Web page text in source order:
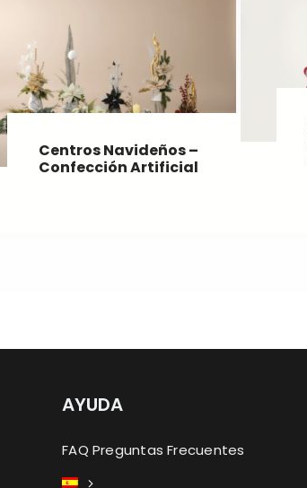
Centros Navideños –
Confección Artificial
AYUDA
FAQ Preguntas Frecuentes